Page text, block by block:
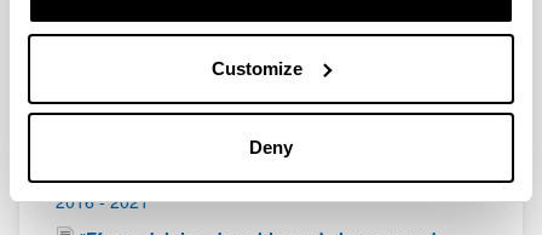
Customize
Deny
Proyectos de Investigación Fundamental Colaborativa –
Programa ELKARTEK 2019-2020
"Grupo de Investigación Lactiker- Calidad y
Departamento de Educación, Política Lingüística y
Cultura del Gobierno Vasco. (Referencia: IT944-16)
2016-2021